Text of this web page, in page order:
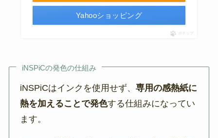
Yahooショッピング
ポチップ
iNSPiCの発色の仕組み
iNSPiCはインクを使用せず、専用の感熱紙に
熱を加えることで発色する仕組みになってい
ます。